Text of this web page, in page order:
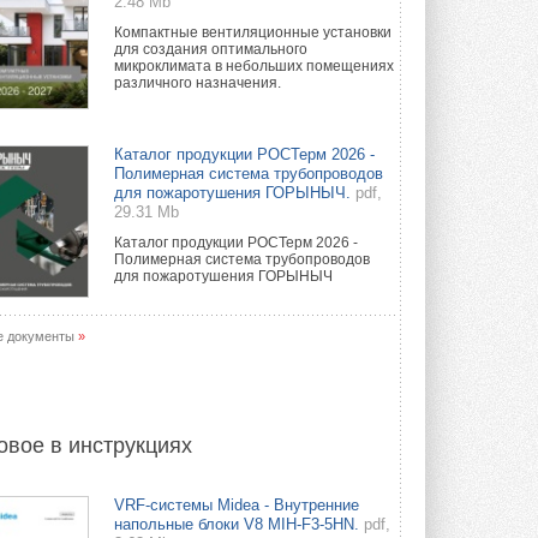
Компактные вентиляционные установки
для создания оптимального
микроклимата в небольших помещениях
различного назначения.
Каталог продукции РОСТерм 2026 -
Полимерная система трубопроводов
для пожаротушения ГОРЫНЫЧ.
pdf,
29.31 Mb
Каталог продукции РОСТерм 2026 -
Полимерная система трубопроводов
для пожаротушения ГОРЫНЫЧ
документы »
в инструкциях
VRF-системы Midea - Внутренние
напольные блоки V8 MIH-F3-5HN. pdf,